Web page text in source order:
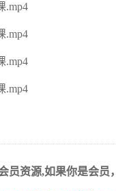
.mp4
.mp4
.mp4
.mp4
员资源,如果你是会员，